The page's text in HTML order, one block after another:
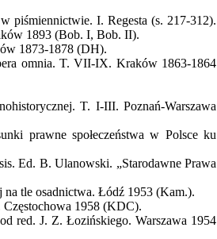
piśmiennictwie. I. Regesta (s. 217-312).
1893 (Bob. I, Bob. II).
1873-1878 (DH).
omnia. T. VII-IX. Kraków 1863-1864
T. I-III. Poznań-Warszawa
prawne społeczeństwa w Polsce ku
Ed. B. Ulanowski. „Starodawne Prawa
tle osadnictwa. Łódź 1953 (Kam.).
Częstochowa 1958 (KDC).
red. J. Z. Łozińskiego. Warszawa 1954